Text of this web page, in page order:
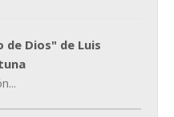
de Dios" de Luis